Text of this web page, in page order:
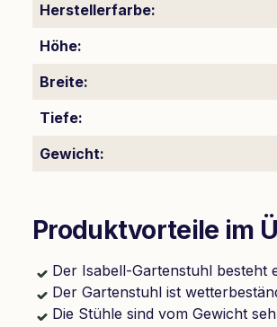
Herstellerfarbe:
Höhe:
Breite:
Tiefe:
Gewicht:
Produktvorteile im
Der Isabell-Gartenstuhl besteht
Der Gartenstuhl ist
Die Stühle sind vom Gewicht